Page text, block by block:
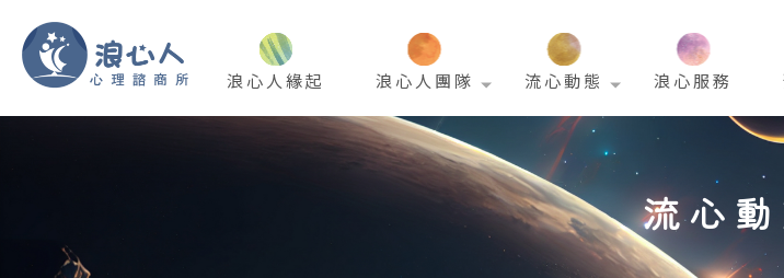
浪心人緣起 浪心人團隊 流心動態 浪心服務
流心動